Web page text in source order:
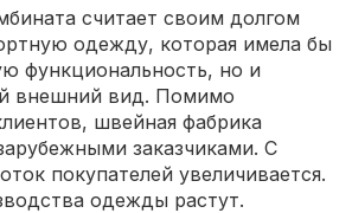
считает своим долгом
одежду, которая имела бы
функциональность, но и
внешний вид. Помимо
швейная фабрика
заказчиками. С
покупателей увеличивается.
одежды растут.